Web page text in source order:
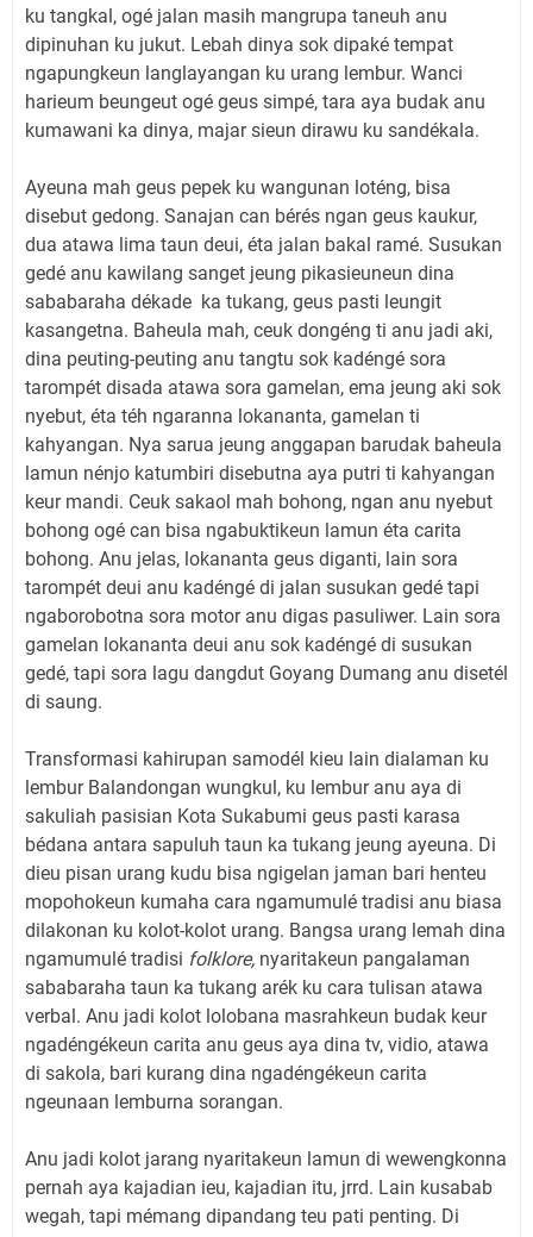
ku tangkal, ogé jalan masih mangrupa taneuh anu
dipinuhan ku jukut. Lebah dinya sok dipaké tempat
ngapungkeun langlayangan ku urang lembur. Wanci
harieum beungeut ogé geus simpé, tara aya budak anu
kumawani ka dinya, majar sieun dirawu ku sandékala.
Ayeuna mah geus pepek ku wangunan loténg, bisa
disebut gedong. Sanajan can bérés ngan geus kaukur,
dua atawa lima taun deui, éta jalan bakal ramé. Susukan
gedé anu kawilang sanget jeung pikasieuneun dina
sababaraha dékade ka tukang, geus pasti leungit
kasangetna. Baheula mah, ceuk dongéng ti anu jadi aki,
dina peuting-peuting anu tangtu sok kadéngé sora
tarompét disada atawa sora gamelan, ema jeung aki sok
nyebut, éta téh ngaranna lokananta, gamelan ti
kahyangan. Nya sarua jeung anggapan barudak baheula
lamun nénjo katumbiri disebutna aya putri ti kahyangan
keur mandi. Ceuk sakaol mah bohong, ngan anu nyebut
bohong ogé can bisa ngabuktikeun lamun éta carita
bohong. Anu jelas, lokananta geus diganti, lain sora
tarompét deui anu kadéngé di jalan susukan gedé tapi
ngaborobotna sora motor anu digas pasuliwer. Lain sora
gamelan lokananta deui anu sok kadéngé di susukan
gedé, tapi sora lagu dangdut Goyang Dumang anu disetél
di saung.
Transformasi kahirupan samodél kieu lain dialaman ku
lembur Balandongan wungkul, ku lembur anu aya di
sakuliah pasisian Kota Sukabumi geus pasti karasa
bédana antara sapuluh taun ka tukang jeung ayeuna. Di
dieu pisan urang kudu bisa ngigelan jaman bari henteu
mopohokeun kumaha cara ngamumulé tradisi anu biasa
dilakonan ku kolot-kolot urang. Bangsa urang lemah dina
ngamumulé tradisi folklore, nyaritakeun pangalaman
sababaraha taun ka tukang arék ku cara tulisan atawa
verbal. Anu jadi kolot lolobana masrahkeun budak keur
ngadéngékeun carita anu geus aya dina tv, vidio, atawa
di sakola, bari kurang dina ngadéngékeun carita
ngeunaan lemburna sorangan.
Anu jadi kolot jarang nyaritakeun lamun di wewengkonna
pernah aya kajadian ieu, kajadian itu, jrrd. Lain kusabab
wegah, tapi mémang dipandang teu pati penting. Di